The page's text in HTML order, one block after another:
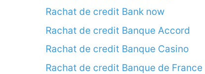
Rachat de credit Bank now
Rachat de credit Banque Accord
Rachat de credit Banque Casino
Rachat de credit Banque de France